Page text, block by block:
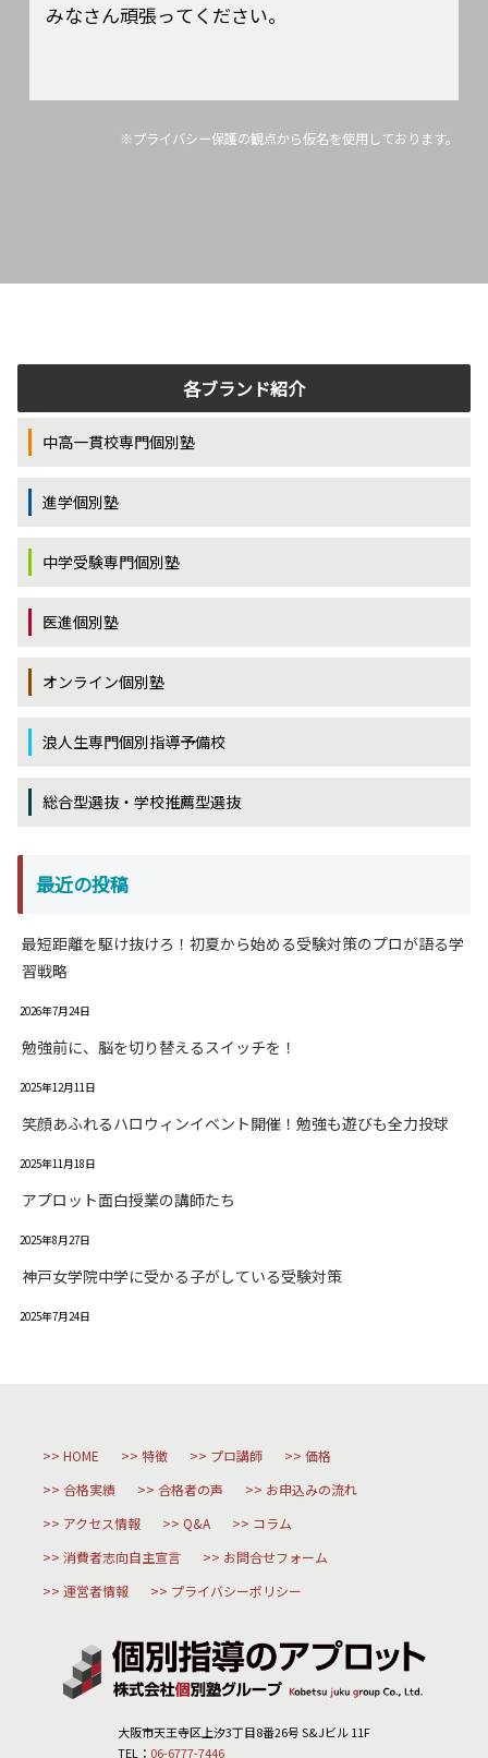
みなさん頑張ってください。
※プライバシー保護の観点から仮名を使用しております。
各ブランド紹介
中高一貫校専門個別塾
進学個別塾
中学受験専門個別塾
医進個別塾
オンライン個別塾
浪人生専門個別指導予備校
総合型選抜・学校推薦型選抜
最近の投稿
最短距離を駆け抜けろ！初夏から始める受験対策のプロが語る学
習戦略
2026年7月24日
勉強前に、脳を切り替えるスイッチを！
2025年12月11日
笑顔あふれるハロウィンイベント開催！勉強も遊びも全力投球
2025年11月18日
アプロット面白授業の講師たち
2025年8月27日
神戸女学院中学に受かる子がしている受験対策
2025年7月24日
HOME 特徴 プロ講師
価格
合格実績
合格者の声
お申込みの流れ
アクセス情報
Q&A
コラム
消費者志向自主宣言
お問合せフォーム
運営者情報
プライバシーポリシー
大阪市天王寺区上汐3丁目8番26号 S&Jビル 11F
TEL： 06-6777-7446